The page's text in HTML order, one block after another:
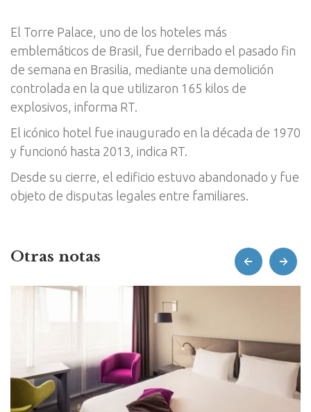
El Torre Palace, uno de los hoteles más
emblemáticos de Brasil, fue derribado el pasado fin
de semana en Brasilia, mediante una demolición
controlada en la que utilizaron 165 kilos de
explosivos, informa RT.
El icónico hotel fue inaugurado en la década de 1970
y funcionó hasta 2013, indica RT.
Desde su cierre, el edificio estuvo abandonado y fue
objeto de disputas legales entre familiares.
Otras notas prev next